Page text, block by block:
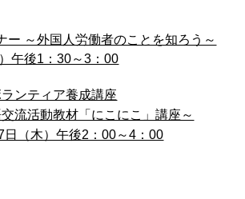
ー ～外国人労働者のことを知ろう～
午後1：30～3：00
ンティア養成講座
流活動教材「にこにこ」講座～
（木）午後2：00～4：00